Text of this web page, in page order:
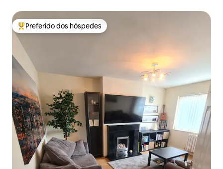
Entre os melhores preferidos dos hóspedes
Preferido dos hóspedes